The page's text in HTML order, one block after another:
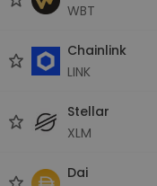
WBT
Chainlink
LINK
Stellar
XLM
Dai